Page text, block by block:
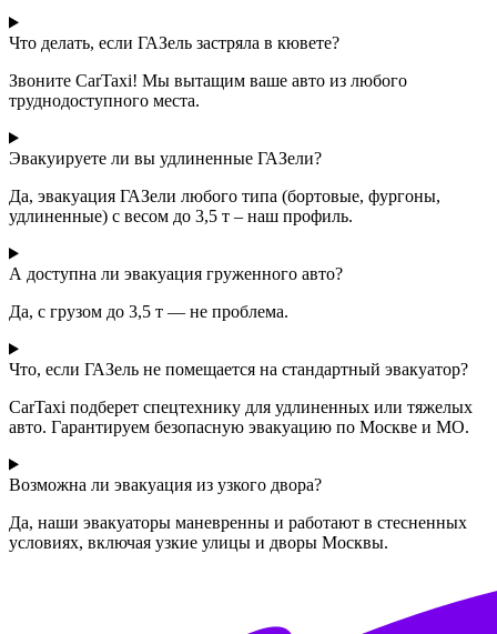
Что делать, если ГАЗель застряла в кювете?
Звоните CarTaxi! Мы вытащим ваше авто из любого
труднодоступного места.
Эвакуируете ли вы удлиненные ГАЗели?
Да, эвакуация ГАЗели любого типа (бортовые, фургоны,
удлиненные) с весом до 3,5 т – наш профиль.
А доступна ли эвакуация груженного авто?
Да, с грузом до 3,5 т — не проблема.
Что, если ГАЗель не помещается на стандартный эвакуатор?
CarTaxi подберет спецтехнику для удлиненных или тяжелых
авто. Гарантируем безопасную эвакуацию по Москве и МО.
Возможна ли эвакуация из узкого двора?
Да, наши эвакуаторы маневренны и работают в стесненных
условиях, включая узкие улицы и дворы Москвы.